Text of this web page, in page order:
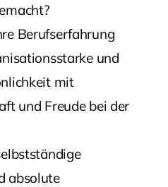
Berufserfahrung
und
mit
und Freude bei der
absolute